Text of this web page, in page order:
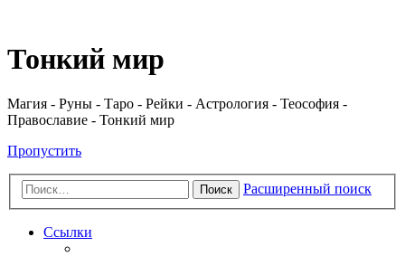
Тонкий мир
Магия - Руны - Таро - Рейки - Астрология - Теософия -
Православие - Тонкий мир
Пропустить
Поиск Расширенный поиск
Ссылки